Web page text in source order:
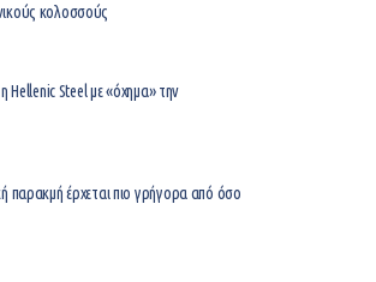
κολοσσούς
Hellenic Steel με «όχημα» την
παρακμή έρχεται πιο γρήγορα από όσο